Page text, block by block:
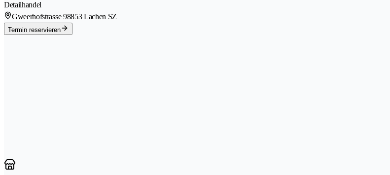
Detailhandel
Gweerhofstrasse 98853 Lachen SZ
Termin reservieren